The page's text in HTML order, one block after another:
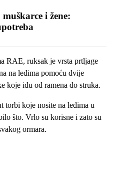
i žene:
RAE, ruksak je vrsta prtljage
na leđima pomoću dvije
koje idu od ramena do struka.
torbi koje nosite na leđima u
što. Vrlo su korisne i zato su
ormara.